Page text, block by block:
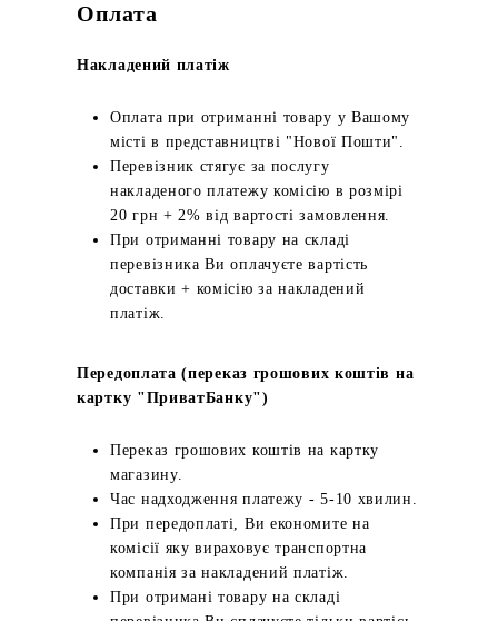
Оплата
Накладений платіж
Оплата при отриманні товару у Вашому
місті в представництві "Нової Пошти".
Перевізник стягує за послугу
накладеного платежу комісію в розмірі
20 грн + 2% від вартості замовлення.
При отриманні товару на складі
перевізника Ви оплачуєте вартість
доставки + комісію за накладений
платіж.
Передоплата (переказ грошових коштів на
картку "ПриватБанку")
Переказ грошових коштів на картку
магазину.
Час надходження платежу - 5-10 хвилин.
При передоплаті, Ви економите на
комісії яку вираховує транспортна
компанія за накладений платіж.
При отримані товару на складі